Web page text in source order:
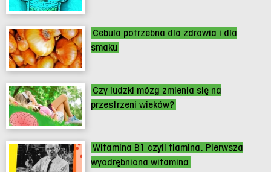
Cebula potrzebna dla zdrowia i dla
smaku
Czy ludzki mózg zmienia się na
przestrzeni wieków?
Witamina B1 czyli tiamina. Pierwsza
wyodrębniona witamina